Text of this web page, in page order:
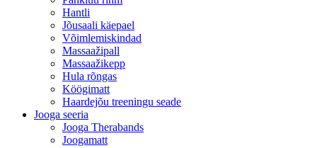
Hantli
Jõusaali käepael
Võimlemiskindad
Massaažipall
Massaažikepp
Hula rõngas
Köögimatt
Haardejõu treeningu seade
Jooga seeria
Jooga Therabands
Joogamatt